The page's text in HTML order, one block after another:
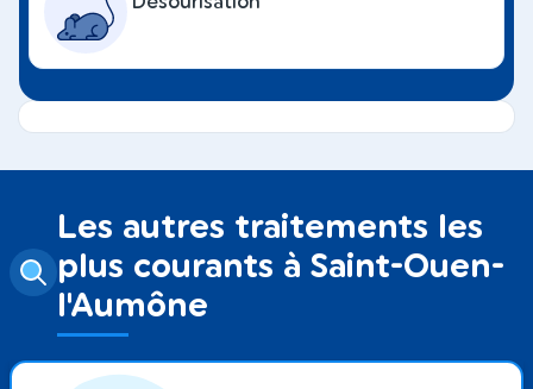
Les autres traitements les
plus courants à Saint-Ouen-
l'Aumône